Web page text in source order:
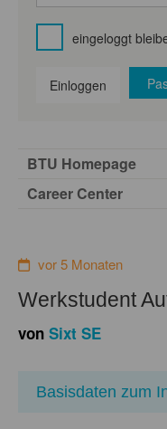
eingeloggt
Einloggen
BTU Homepage
Career Center
vor 5 Monaten
Werkstudent
von Sixt SE
Basisdaten zum